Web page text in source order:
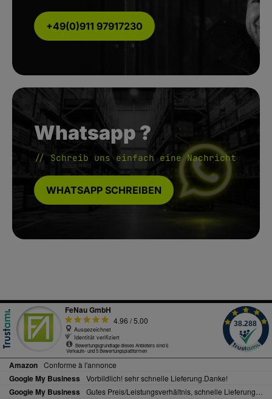
+49(0)911 97917230
Whatsapp ?
// Schreib uns einfach eine Nachricht
WHATSAPP SCHREIBEN